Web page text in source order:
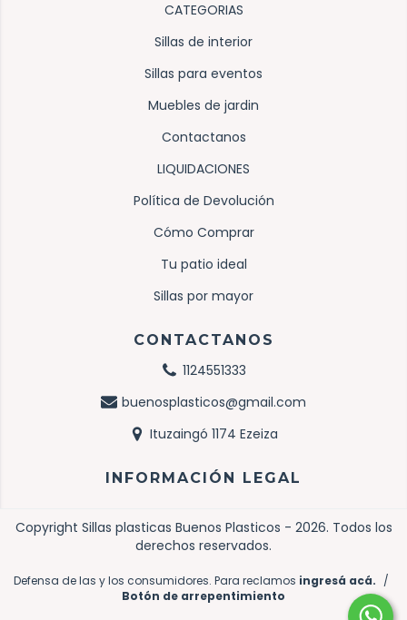
CATEGORIAS
Sillas de interior
Sillas para eventos
Muebles de jardin
Contactanos
LIQUIDACIONES
Política de Devolución
Cómo Comprar
Tu patio ideal
Sillas por mayor
CONTACTANOS
1124551333
buenosplasticos@gmail.com
Ituzaingó 1174 Ezeiza
INFORMACIÓN LEGAL
Copyright Sillas plasticas Buenos Plasticos - 2026. Todos los
derechos reservados.
Defensa de las y los consumidores. Para reclamos ingresá acá. /
Botón de arrepentimiento